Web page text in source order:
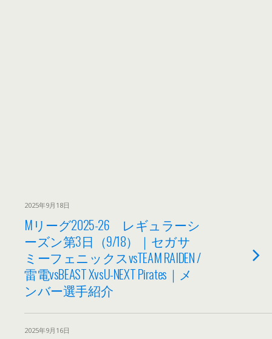
2025年9月18日
Mリーグ2025-26 レギュラーシ
ーズン第3日（9/18）｜セガサ
ミーフェニックスvsTEAM RAIDEN /
雷電vsBEAST XvsU-NEXT Pirates｜メ
ンバー選手紹介
2025年9月16日